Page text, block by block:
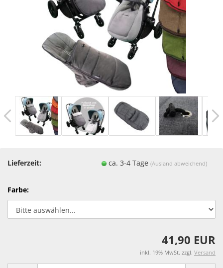
Lieferzeit: ca. 3-4 Tage(Ausland abweichend)
Farbe:
41,90 EUR
inkl. 19% MwSt. zzgl. Versand